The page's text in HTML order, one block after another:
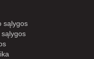
sąlygos